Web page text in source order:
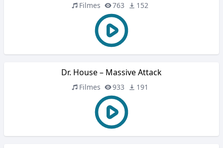
Filmes 763 152
Dr. House – Massive Attack
Filmes 933 191